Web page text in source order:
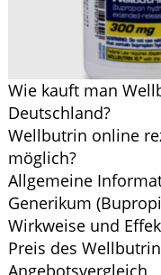
Wie kauft man
Deutschland?
Wellbutrin online
möglich?
Allgemeine
Generikum
Wirkweise und
Preis des
Angebotsvergleich